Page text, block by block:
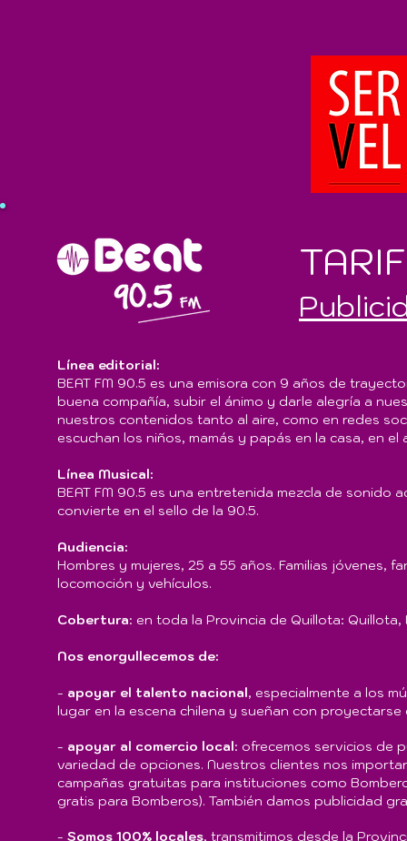
Línea editorial:
BEAT FM 90.5 es una emisora con 9 años de
buena compañía, subir el ánimo y darle alegría a
nuestros contenidos tanto al aire, como en redes
escuchan los niños, mamás y papás en la casa, en el
Línea Musical:
BEAT FM 90.5 es una entretenida mezcla de
convierte en el sello de la 90.5.
Audiencia:
Hombres y mujeres, 25 a 55 años. Familias jóvenes,
locomoción y vehículos.
Cobertura: en toda la Provincia de Quillota: Quillota,
Nos enorgullecemos de:
- apoyar el talento nacional, especialmente a los
lugar en la escena chilena y sueñan con proyectarse
​- apoyar al comercio local: ofrecemos servicios de
variedad de opciones. Nuestros clientes nos
campañas gratuitas para instituciones como
gratis para Bomberos). También damos publicidad
- Somos 100% locales, transmitimos desde la